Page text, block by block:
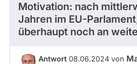
Motivation: nach
Jahren im EU-
überhaupt noch an
Antwort 08.06.2024 von